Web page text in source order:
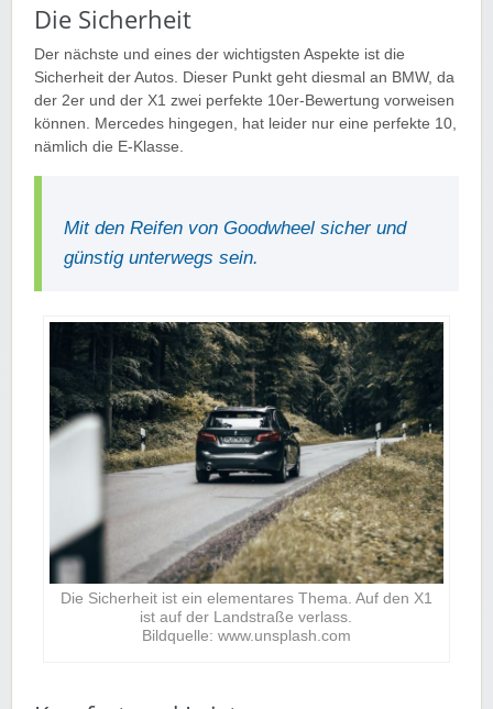
Die Sicherheit
Der nächste und eines der wichtigsten Aspekte ist die
Sicherheit der Autos. Dieser Punkt geht diesmal an BMW, da
der 2er und der X1 zwei perfekte 10er-Bewertung vorweisen
können. Mercedes hingegen, hat leider nur eine perfekte 10,
nämlich die E-Klasse.
Mit den Reifen von Goodwheel sicher und
günstig unterwegs sein.
Die Sicherheit ist ein elementares Thema. Auf den X1
ist auf der Landstraße verlass.
Bildquelle: www.unsplash.com